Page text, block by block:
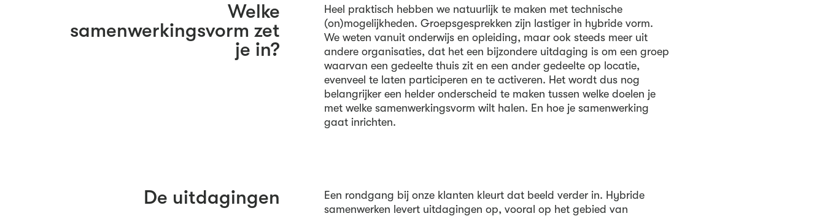
Welke
samenwerkingsvorm zet
je in?
Heel praktisch hebben we natuurlijk te maken met technische
(on)mogelijkheden. Groepsgesprekken zijn lastiger in hybride vorm.
We weten vanuit onderwijs en opleiding, maar ook steeds meer uit
andere organisaties, dat het een bijzondere uitdaging is om een groep
waarvan een gedeelte thuis zit en een ander gedeelte op locatie,
evenveel te laten participeren en te activeren. Het wordt dus nog
belangrijker een helder onderscheid te maken tussen welke doelen je
met welke samenwerkingsvorm wilt halen. En hoe je samenwerking
gaat inrichten.
De uitdagingen
Een rondgang bij onze klanten kleurt dat beeld verder in. Hybride
samenwerken levert uitdagingen op, vooral op het gebied van